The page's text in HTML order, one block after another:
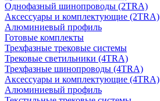
Однофазный шинопроводы (2TRA)
Аксессуары и комплектующие (2TRA)
Алюминиевый профиль
Готовые комплекты
Трехфазные трековые системы
Трековые светильники (4TRA)
Трехфазные шинопроводы (4TRA)
Аксессуары и комплектующие (4TRA)
Алюминиевый профиль